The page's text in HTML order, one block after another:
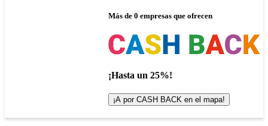
Más de 0 empresas que ofrecen
¡Hasta un 25%!
¡A por CASH BACK en el mapa!